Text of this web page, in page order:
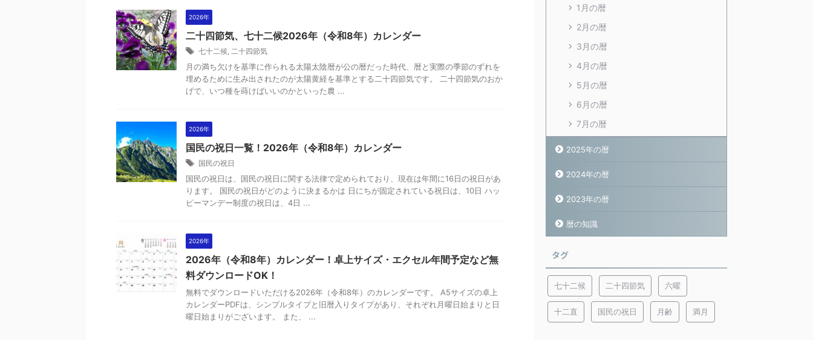
2026年
二十四節気、七十二候2026年（令和8年）カレンダー
七十二候, 二十四節気
月の満ち欠けを基準に作られる太陽太陰暦が公の暦だった時代、暦と実際の季節のずれを
埋めるために生み出されたのが太陽黄経を基準とする二十四節気です。 二十四節気のおか
げで、いつ種を蒔けばいいのかといった農 ...
2026年
国民の祝日一覧！2026年（令和8年）カレンダー
国民の祝日
国民の祝日は、国民の祝日に関する法律で定められており、現在は年間に16日の祝日があ
ります。 国民の祝日がどのように決まるかは 日にちが固定されている祝日は、10日 ハッ
ピーマンデー制度の祝日は、4日 ...
2026年
2026年（令和8年）カレンダー！卓上サイズ・エクセル年間予定など無
料ダウンロードOK！
無料でダウンロードいただける2026年（令和8年）のカレンダーです。 A5サイズの卓上
カレンダーPDFは、シンプルタイプと旧暦入りタイプがあり、それぞれ月曜日始まりと日
曜日始まりがございます。 また、 ...
1月の暦
2月の暦
3月の暦
4月の暦
5月の暦
6月の暦
7月の暦
2025年の暦
2024年の暦
2023年の暦
暦の知識
タグ
七十二候 二十四節気 六曜
十二直 国民の祝日 月齢 満月